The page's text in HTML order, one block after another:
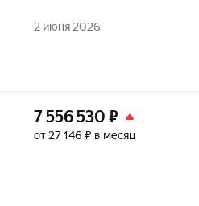
2 июня 2026
7 556 530 ₽
от 27 146 ₽ в месяц